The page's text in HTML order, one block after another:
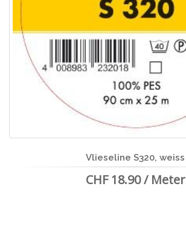
Vlieseline S320, weiss
CHF 18.90 / Meter